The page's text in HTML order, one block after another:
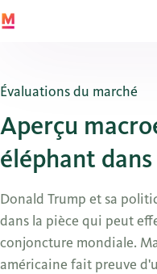
Évaluations du marché
Aperçu
éléphant
Donald Trump et sa
dans la pièce qui peut
conjoncture mondiale.
américaine fait preuve